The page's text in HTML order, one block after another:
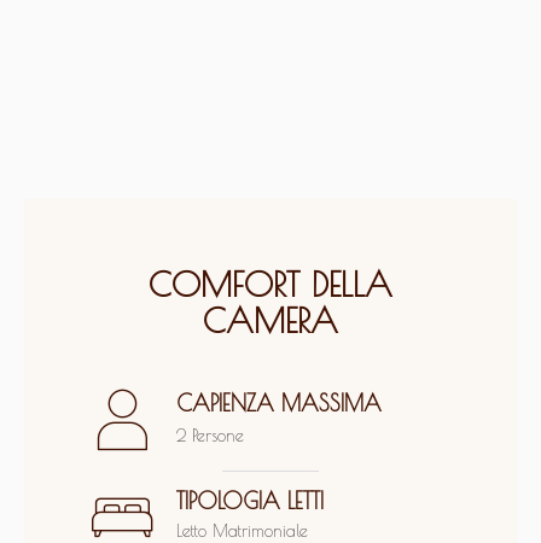
COMFORT DELLA
CAMERA
CAPIENZA MASSIMA
2 Persone
TIPOLOGIA LETTI
Letto Matrimoniale